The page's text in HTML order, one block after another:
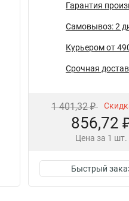
Гарантия
Самовывоз: 2
Курьером от
Срочная
1 401,32 ₽
856,72
Цена за 1 шт.
Быстрый